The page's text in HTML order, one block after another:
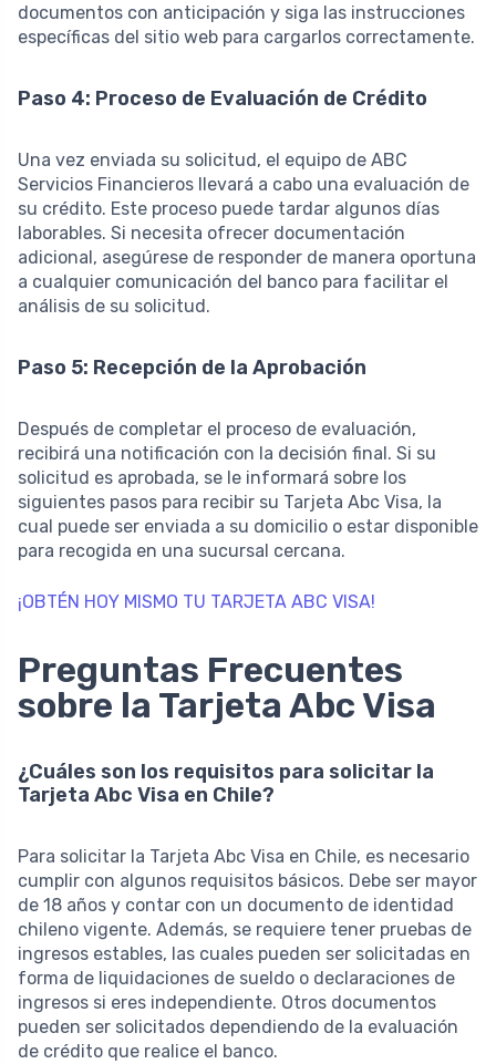
documentos con anticipación y siga las instrucciones
específicas del sitio web para cargarlos correctamente.
Paso 4: Proceso de Evaluación de Crédito
Una vez enviada su solicitud, el equipo de ABC
Servicios Financieros llevará a cabo una evaluación de
su crédito. Este proceso puede tardar algunos días
laborables. Si necesita ofrecer documentación
adicional, asegúrese de responder de manera oportuna
a cualquier comunicación del banco para facilitar el
análisis de su solicitud.
Paso 5: Recepción de la Aprobación
Después de completar el proceso de evaluación,
recibirá una notificación con la decisión final. Si su
solicitud es aprobada, se le informará sobre los
siguientes pasos para recibir su Tarjeta Abc Visa, la
cual puede ser enviada a su domicilio o estar disponible
para recogida en una sucursal cercana.
¡OBTÉN HOY MISMO TU TARJETA ABC VISA!
Preguntas Frecuentes
sobre la Tarjeta Abc Visa
¿Cuáles son los requisitos para solicitar la
Tarjeta Abc Visa en Chile?
Para solicitar la Tarjeta Abc Visa en Chile, es necesario
cumplir con algunos requisitos básicos. Debe ser mayor
de 18 años y contar con un documento de identidad
chileno vigente. Además, se requiere tener pruebas de
ingresos estables, las cuales pueden ser solicitadas en
forma de liquidaciones de sueldo o declaraciones de
ingresos si eres independiente. Otros documentos
pueden ser solicitados dependiendo de la evaluación
de crédito que realice el banco.